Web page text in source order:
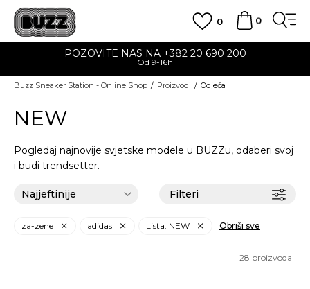
0
0
POZOVITE NAS NA +382 20 690 200
Od 9-16h
Buzz Sneaker Station - Online Shop Proizvodi Odjeća
NEW
Pogledaj najnovije svjetske modele u BUZZu, odaberi svoj
i budi trendsetter.
Filteri
za-zene adidas Lista: NEW Obriši sve
28 proizvoda